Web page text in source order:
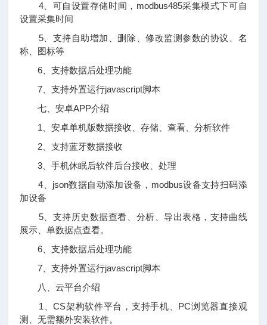
4、可自设置存储时间，modbus485采集模式下可自
设置采集时间
5、支持自助增加、删除、修改监测参数的协议、名
称、图标等
6、支持数据后处理功能
7、支持外置运行javascript脚本
七、安卓APP介绍
1、安卓单机版数据接收、存储、查看、分析软件
2、支持蓝牙数据接收
3、手机休眠后软件后台接收、处理
4、json数据自动添加设备，modbus设备支持扫码添
加设备
5、支持历史数据查看、分析、导出表格，支持曲线
展示、单数据点查看。
6、支持数据后处理功能
7、支持外置运行javascript脚本
八、云平台介绍
1、CS架构软件平台，支持手机、PC浏览器直接观
测、无需额外安装软件。